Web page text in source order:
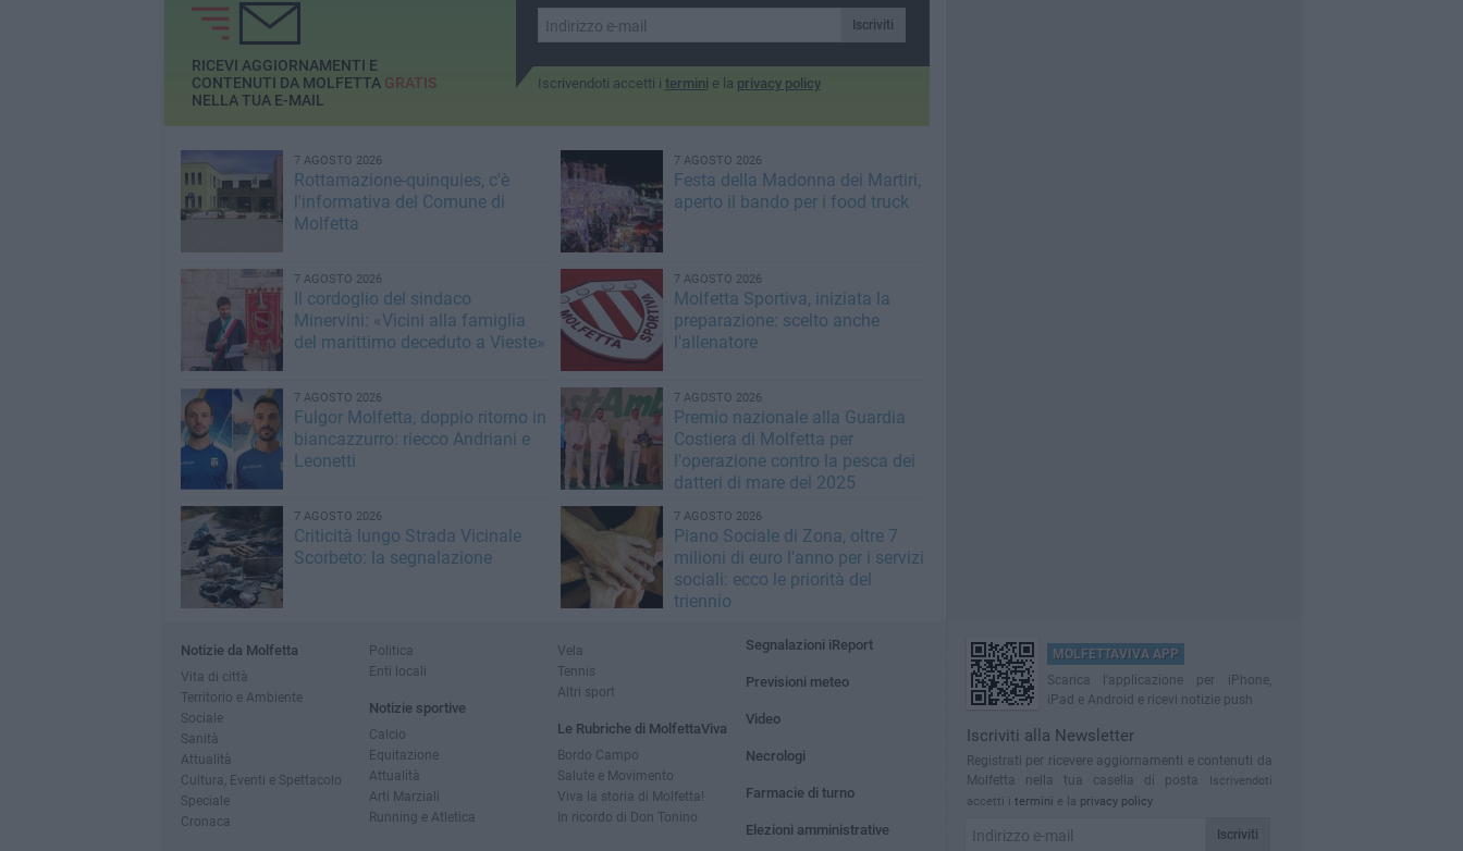
Iscriviti
Iscrivendoti accetti i termini e la privacy policy
RICEVI AGGIORNAMENTI E
CONTENUTI DA MOLFETTA GRATIS
NELLA TUA E-MAIL
7 AGOSTO 2026
Rottamazione-quinquies, c'è
l'informativa del Comune di
Molfetta
7 AGOSTO 2026
Festa della Madonna dei Martiri,
aperto il bando per i food truck
7 AGOSTO 2026
Il cordoglio del sindaco
Minervini: «Vicini alla famiglia
del marittimo deceduto a Vieste»
7 AGOSTO 2026
Molfetta Sportiva, iniziata la
preparazione: scelto anche
l'allenatore
7 AGOSTO 2026
Fulgor Molfetta, doppio ritorno in
biancazzurro: riecco Andriani e
Leonetti
7 AGOSTO 2026
Premio nazionale alla Guardia
Costiera di Molfetta per
l'operazione contro la pesca dei
datteri di mare del 2025
7 AGOSTO 2026
Criticità lungo Strada Vicinale
Scorbeto: la segnalazione
7 AGOSTO 2026
Piano Sociale di Zona, oltre 7
milioni di euro l'anno per i servizi
sociali: ecco le priorità del
triennio
Notizie da Molfetta
Vita di città
Territorio e Ambiente
Sociale
Sanità
Attualità
Cultura, Eventi e Spettacolo
Speciale
Cronaca
Politica
Enti locali
Notizie sportive
Calcio
Equitazione
Attualità
Arti Marziali
Running e Atletica
Vela
Tennis
Altri sport
Le Rubriche di MolfettaViva
Bordo Campo
Salute e Movimento
Viva la storia di Molfetta!
In ricordo di Don Tonino
Segnalazioni iReport
Previsioni meteo
Video
Necrologi
Farmacie di turno
Elezioni amministrative
MOLFETTAVIVA APP
Scarica l'applicazione per iPhone,
iPad e Android e ricevi notizie push
Iscriviti alla Newsletter
Registrati per ricevere aggiornamenti e contenuti da
Molfetta nella tua casella di posta
Iscrivendoti
accetti i termini e la privacy policy
Iscriviti